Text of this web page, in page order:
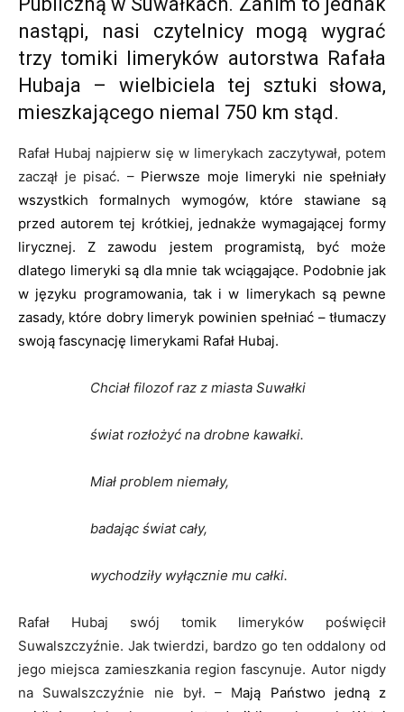
nastąpi, nasi czytelnicy mogą wygrać
trzy tomiki limeryków autorstwa Rafała
Hubaja – wielbiciela tej sztuki słowa,
mieszkającego niemal 750 km stąd.
Rafał Hubaj najpierw się w limerykach zaczytywał, potem
zaczął je pisać. – Pierwsze moje limeryki nie spełniały
wszystkich formalnych wymogów, które stawiane są
przed autorem tej krótkiej, jednakże wymagającej formy
lirycznej. Z zawodu jestem programistą, być może
dlatego limeryki są dla mnie tak wciągające. Podobnie jak
w języku programowania, tak i w limerykach są pewne
zasady, które dobry limeryk powinien spełniać – tłumaczy
swoją fascynację limerykami Rafał Hubaj.
Chciał filozof raz z miasta Suwałki
świat rozłożyć na drobne kawałki.
Miał problem niemały,
badając świat cały,
wychodziły wyłącznie mu całki.
Rafał Hubaj swój tomik limeryków poświęcił
Suwalszczyźnie. Jak twierdzi, bardzo go ten oddalony od
jego miejsca zamieszkania region fascynuje. Autor nigdy
na Suwalszczyźnie nie był. – Mają Państwo jedną z